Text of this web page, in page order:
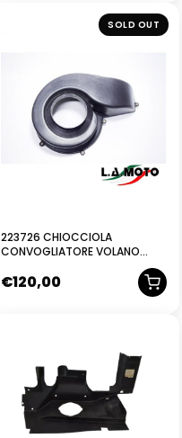
NUOVO
SOLD OUT
223726 CHIOCCIOLA
CONVOGLIATORE VOLANO
POKER DIESEL
€120,00